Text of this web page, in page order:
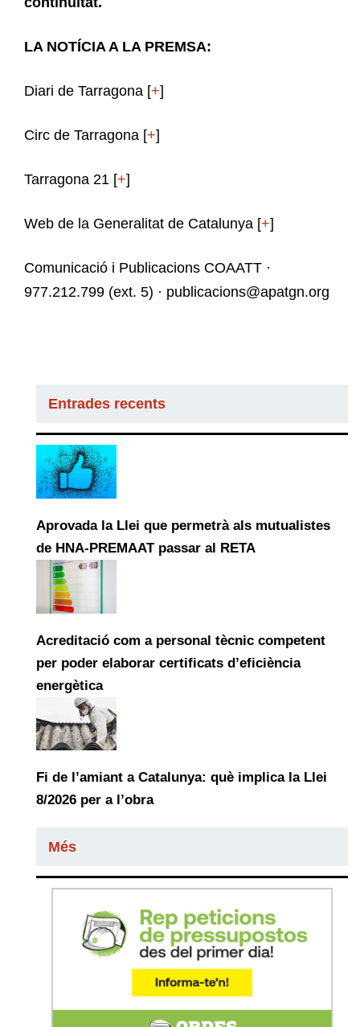
LA NOTÍCIA A LA PREMSA:
Diari de Tarragona [+]
Circ de Tarragona [+]
Tarragona 21 [+]
Web de la Generalitat de Catalunya [+]
Comunicació i Publicacions COAATT ·
977.212.799 (ext. 5) · publicacions@apatgn.org
Entrades recents
Aprovada la Llei que permetrà als mutualistes
de HNA-PREMAAT passar al RETA
Acreditació com a personal tècnic competent
per poder elaborar certificats d’eficiència
energètica
Fi de l’amiant a Catalunya: què implica la Llei
8/2026 per a l’obra
Més